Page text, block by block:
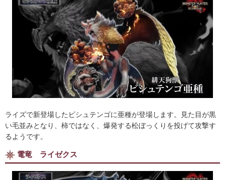
ライズで新登場したビシュテンゴに亜種が登場します。見た目が黒
い毛並みとなり、柿ではなく、爆発する松ぼっくりを投げて攻撃す
るようです。
電竜 ライゼクス